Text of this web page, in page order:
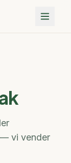
— vi vender